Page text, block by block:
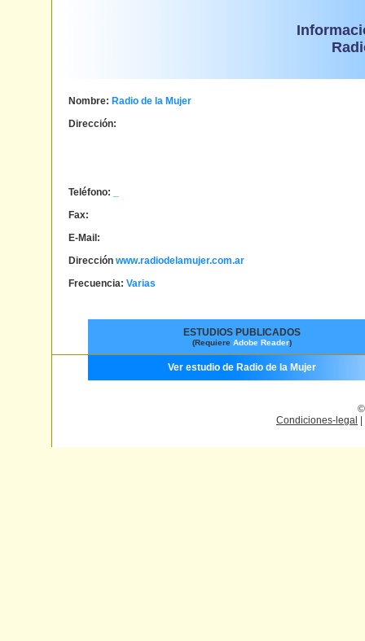
Nombre: Radio de la Mujer
Dirección:
Teléfono:
Fax:
E-Mail:
Dirección www.radiodelamujer.com.ar
Frecuencia: Varias
ESTUDIOS PUBLICADOS
(Requiere Adobe Reader)
Ver estudio de Radio de la Mujer
©
Condiciones-legal